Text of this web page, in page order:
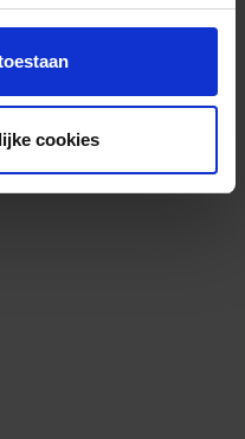
cookies